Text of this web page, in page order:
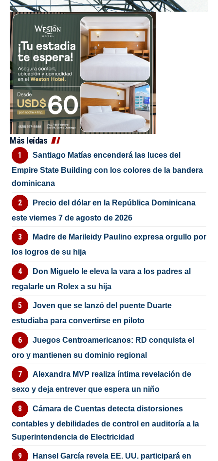
Más leídas
Santiago Matías encenderá las luces del
Empire State Building con los colores de la bandera
dominicana
Precio del dólar en la República Dominicana
este viernes 7 de agosto de 2026
Madre de Marileidy Paulino expresa orgullo por
los logros de su hija
Don Miguelo le eleva la vara a los padres al
regalarle un Rolex a su hija
Joven que se lanzó del puente Duarte
estudiaba para convertirse en piloto
Juegos Centroamericanos: RD conquista el
oro y mantienen su dominio regional
Alexandra MVP realiza íntima revelación de
sexo y deja entrever que espera un niño
Cámara de Cuentas detecta distorsiones
contables y debilidades de control en auditoría a la
Superintendencia de Electricidad
Hansel García revela EE. UU. participará en